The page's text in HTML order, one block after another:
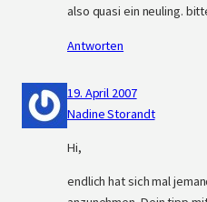
also quasi ein neuling.
Antworten
19. April 2007
Nadine Storandt
Hi,
endlich hat sich mal